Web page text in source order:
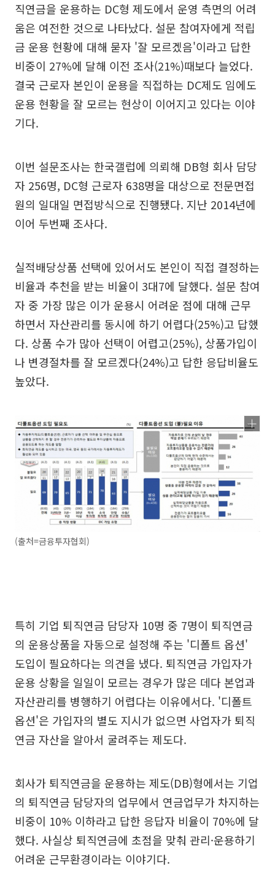
직연금을 운용하는 DC형 제도에서 운영 측면의 어려
움은 여전한 것으로 나타났다. 설문 참여자에게 적립
금 운용 현황에 대해 묻자 '잘 모르겠음'이라고 답한
비중이 27%에 달해 이전 조사(21%)때보다 늘었다.
결국 근로자 본인이 운용을 직접하는 DC제도 임에도
운용 현황을 잘 모르는 현상이 이어지고 있다는 이야
기다.
이번 설문조사는 한국갤럽에 의뢰해 DB형 회사 담당
자 256명, DC형 근로자 638명을 대상으로 전문면접
원의 일대일 면접방식으로 진행됐다. 지난 2014년에
이어 두번째 조사다.
실적배당상품 선택에 있어서도 본인이 직접 결정하는
비율과 추천을 받는 비율이 3대7에 달했다. 설문 참여
자 중 가장 많은 이가 운용시 어려운 점에 대해 근무
하면서 자산관리를 동시에 하기 어렵다(25%)고 답했
다. 상품 수가 많아 선택이 어렵고(25%), 상품가입이
나 변경절차를 잘 모르겠다(24%)고 답한 응답비율도
높았다.
(출처=금융투자협회)
특히 기업 퇴직연금 담당자 10명 중 7명이 퇴직연금
의 운용상품을 자동으로 설정해 주는 '디폴트 옵션'
도입이 필요하다는 의견을 냈다. 퇴직연금 가입자가
운용 상황을 일일이 모르는 경우가 많은 데다 본업과
자산관리를 병행하기 어렵다는 이유에서다. '디폴트
옵션'은 가입자의 별도 지시가 없으면 사업자가 퇴직
연금 자산을 알아서 굴려주는 제도다.
회사가 퇴직연금을 운용하는 제도(DB)형에서는 기업
의 퇴직연금 담당자의 업무에서 연금업무가 차지하는
비중이 10% 이하라고 답한 응답자 비율이 70%에 달
했다. 사실상 퇴직연금에 초점을 맞춰 관리·운용하기
어려운 근무환경이라는 이야기다.